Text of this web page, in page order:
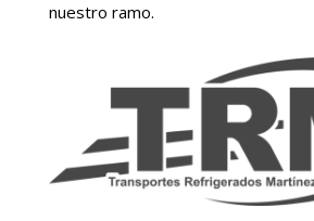
nuestro ramo.